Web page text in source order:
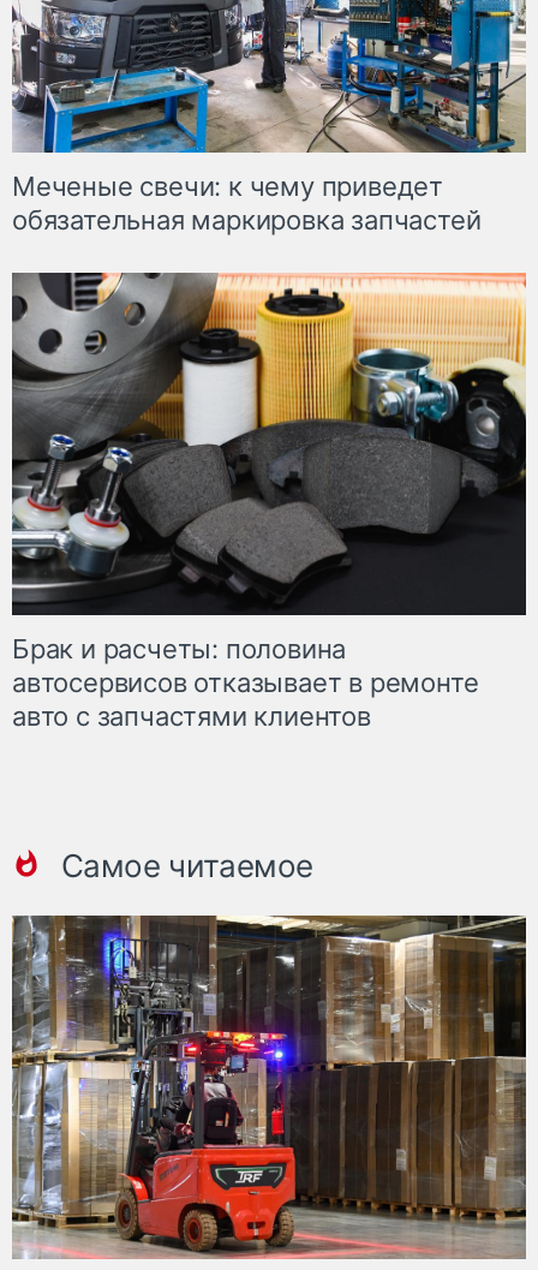
Меченые свечи: к чему приведет
обязательная маркировка запчастей
Брак и расчеты: половина
автосервисов отказывает в ремонте
авто с запчастями клиентов
Самое читаемое